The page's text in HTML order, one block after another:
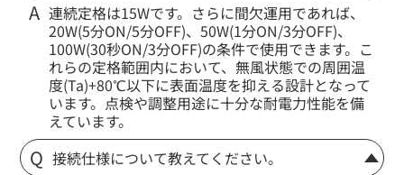
連続定格は15Wです。さらに間欠運用であれば、
20W(5分ON/5分OFF)、50W(1分ON/3分OFF)、
100W(30秒ON/3分OFF)の条件で使用できます。こ
れらの定格範囲内において、無風状態での周囲温
度(Ta)+80℃以下に表面温度を抑える設計となって
います。点検や調整用途に十分な耐電力性能を備
えています。
接続仕様について教えてください。